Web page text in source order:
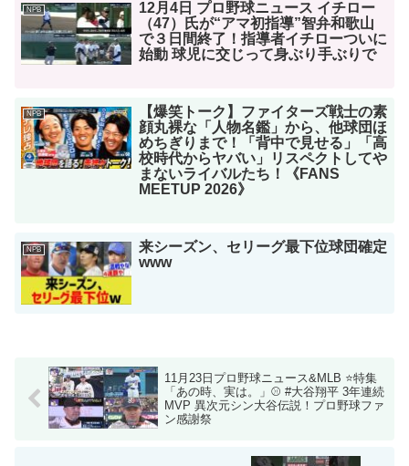
NPB
12月4日 プロ野球ニュース イチロー
（47）氏が“アマ初指導”智弁和歌山
で３日間終了！指導者イチローついに
始動 球児に交じって身ぶり手ぶりで
NPB
【爆笑トーク】ファイターズ戦士の素
顔丸裸な「人物名鑑」から、他球団ほ
めちぎりまで！「背中で見せる」「高
校時代からヤバい」リスペクトしてや
まないライバルたち！《FANS
MEETUP 2026》
NPB
来シーズン、セリーグ最下位球団確定
www
11月23日プロ野球ニュース&MLB ⭐特集
「あの時、実は。」⚾ #大谷翔平 3年連続
MVP 異次元シン大谷伝説！プロ野球ファ
ン感謝祭